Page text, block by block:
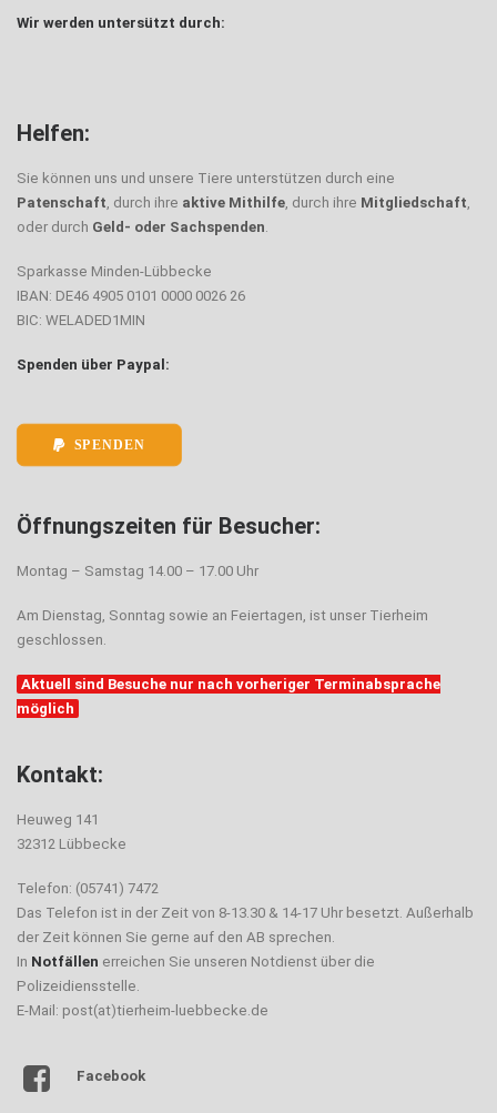
Wir werden untersützt durch:
Helfen:
Sie können uns und unsere Tiere unterstützen durch eine
Patenschaft, durch ihre aktive Mithilfe, durch ihre Mitgliedschaft,
oder durch Geld- oder Sachspenden.
Sparkasse Minden-Lübbecke
IBAN: DE46 4905 0101 0000 0026 26
BIC: WELADED1MIN
Spenden über Paypal:
SPENDEN
Öffnungszeiten für Besucher:
Montag – Samstag 14.00 – 17.00 Uhr
Am Dienstag, Sonntag sowie an Feiertagen, ist unser Tierheim
geschlossen.
Aktuell sind Besuche nur nach vorheriger Terminabsprache
möglich
Kontakt:
Heuweg 141
32312 Lübbecke
Telefon: (05741) 7472
Das Telefon ist in der Zeit von 8-13.30 & 14-17 Uhr besetzt. Außerhalb
der Zeit können Sie gerne auf den AB sprechen.
In Notfällen erreichen Sie unseren Notdienst über die
Polizeidiensstelle.
E-Mail: post(at)tierheim-luebbecke.de
Facebook